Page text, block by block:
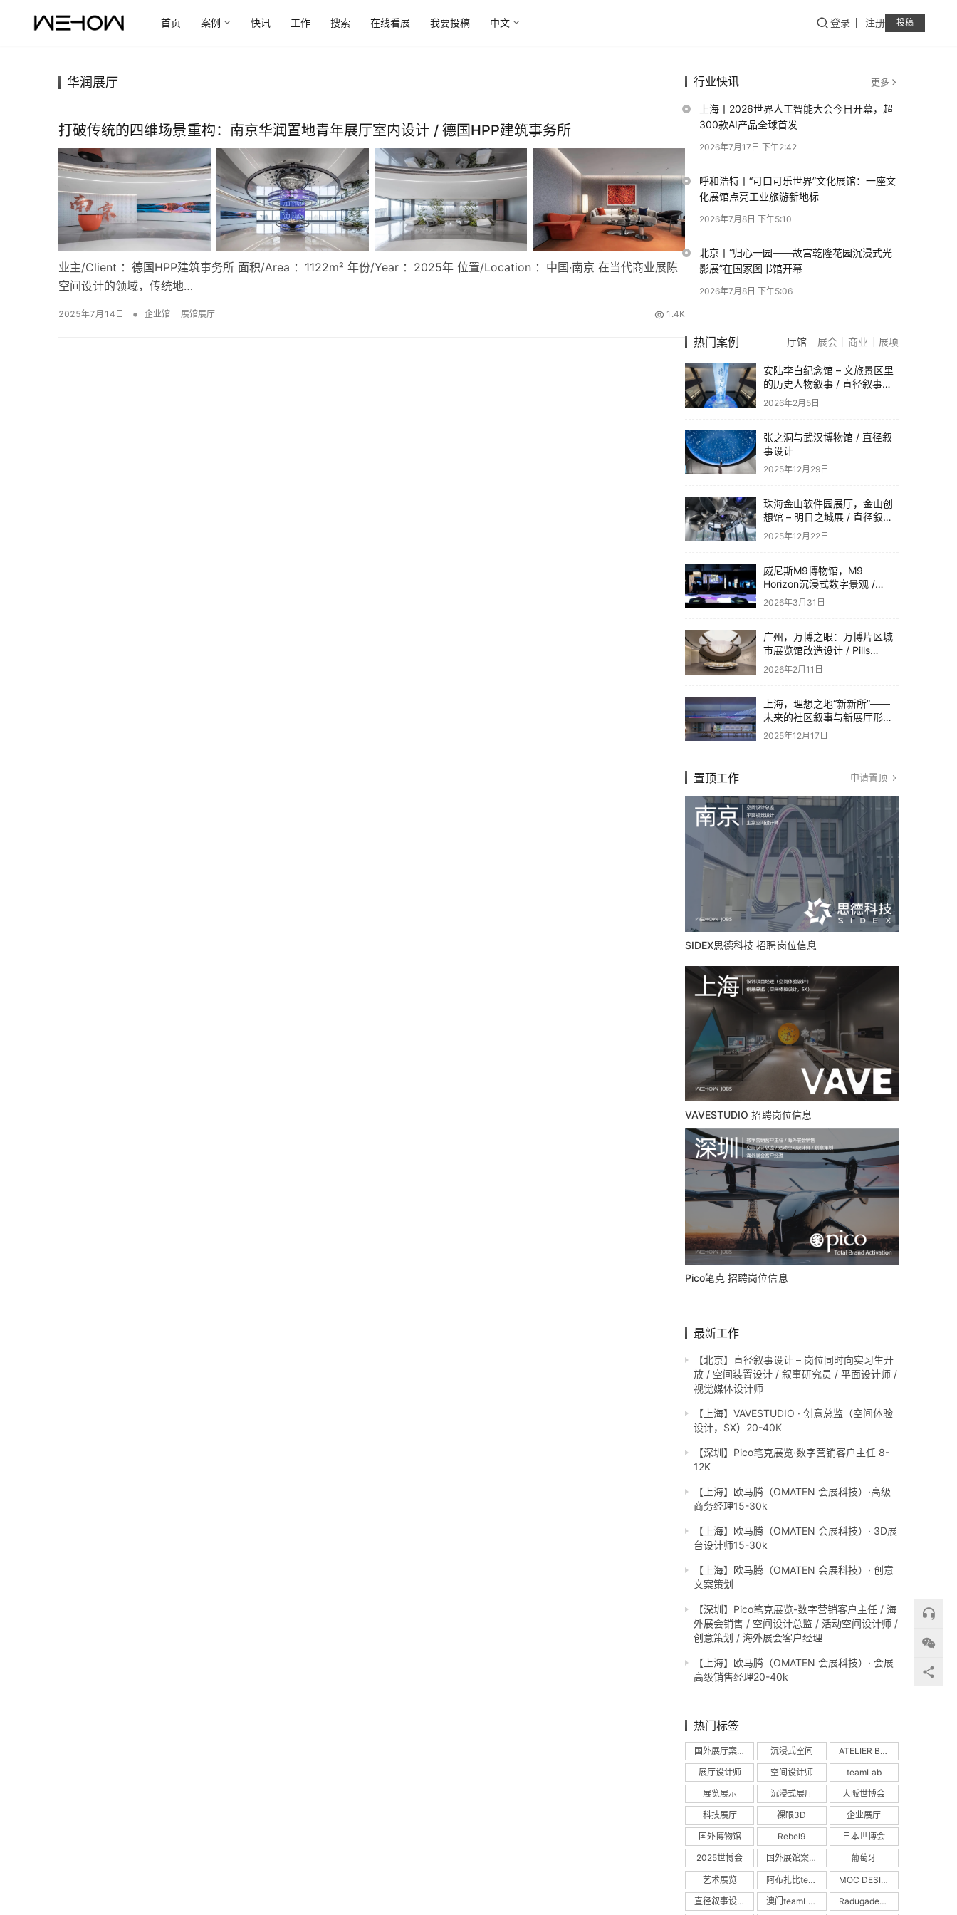
首页 案例 快讯 工作 搜索 在线看展 我要投稿 中文 登录 注册 投稿
华润展厅
打破传统的四维场景重构：南京华润置地青年展厅室内设计 / 德国HPP建筑事务所
业主/Client ：德国HPP建筑事务所 面积/Area ：1122m² 年份/Year ：2025年 位置/Location ：中国·南京 在当代商业展陈
空间设计的领域，传统地…
2025年7月14日 • 企业馆 展馆展厅 1.4K
行业快讯 更多
上海丨2026世界人工智能大会今日开幕，超
300款AI产品全球首发
2026年7月17日 下午2:42
呼和浩特丨“可口可乐世界”文化展馆：一座文
化展馆点亮工业旅游新地标
2026年7月8日 下午5:10
北京丨“归心一园——故宫乾隆花园沉浸式光
影展”在国家图书馆开幕
2026年7月8日 下午5:06
热门案例 厅馆 展会 商业 展项
安陆李白纪念馆 – 文旅景区里
的历史人物叙事 / 直径叙事设
计
2026年2月5日
张之洞与武汉博物馆 / 直径叙
事设计
2025年12月29日
珠海金山软件园展厅，金山创
想馆 – 明日之城展 / 直径叙事
设计
2025年12月22日
威尼斯M9博物馆，M9
Horizon沉浸式数字景观 /
Dotdotdot
2026年3月31日
广州，万博之眼：万博片区城
市展览馆改造设计 / Pills
Architects
2026年2月11日
上海，理想之地“新新所”——
未来的社区叙事与新展厅形态
/ 直径叙事设计
2025年12月17日
置顶工作 申请置顶
SIDEX思德科技 招聘岗位信息
VAVESTUDIO 招聘岗位信息
Pico笔克 招聘岗位信息
最新工作
【北京】直径叙事设计 – 岗位同时向实习生开
放 / 空间装置设计 / 叙事研究员 / 平面设计师 /
视觉媒体设计师
【上海】VAVESTUDIO · 创意总监（空间体验
设计，SX）20-40K
【深圳】Pico笔克展览·数字营销客户主任 8-
12K
【上海】欧马腾（OMATEN 会展科技）·高级
商务经理15-30k
【上海】欧马腾（OMATEN 会展科技）· 3D展
台设计师15-30k
【上海】欧马腾（OMATEN 会展科技）· 创意
文案策划
【深圳】Pico笔克展览-数字营销客户主任 / 海
外展会销售 / 空间设计总监 / 活动空间设计师 /
创意策划 / 海外展会客户经理
【上海】欧马腾（OMATEN 会展科技）· 会展
高级销售经理20-40k
热门标签
国外展厅案例 沉浸式空间 ATELIER BRÜCKNER
展厅设计师 空间设计师 teamLab
展览展示 沉浸式展厅 大阪世博会
科技展厅 裸眼3D 企业展厅
国外博物馆 Rebel9 日本世博会
2025世博会 国外展馆案例 葡萄牙
艺术展览 阿布扎比teamLab MOC DESIGN
直径叙事设计 澳门teamLab Radugadesign